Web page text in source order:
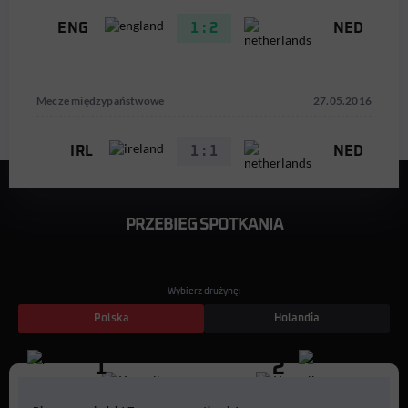
ENG 1 : 2 NED
Mecze międzypaństwowe 27.05.2016
IRL 1 : 1 NED
PRZEBIEG SPOTKANIA
Wybierz drużynę:
Polska Holandia
1 2